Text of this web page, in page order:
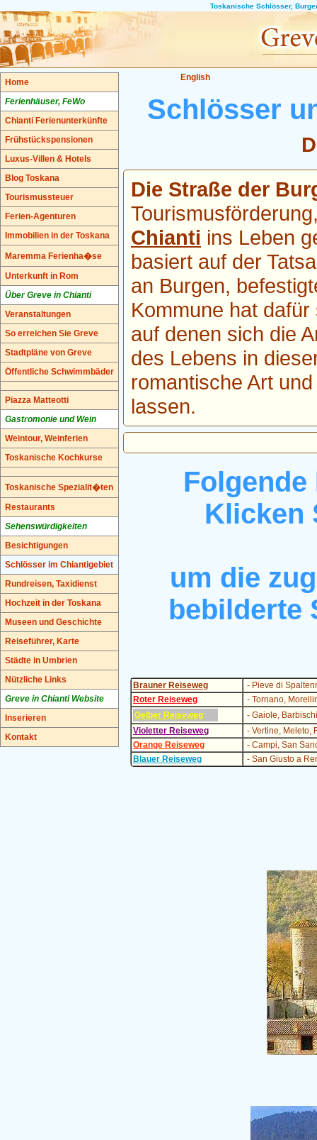
Toskanische Schlösser,
Home
Ferienhäuser, FeWo
Chianti Ferienunterkünfte
Frühstückspensionen
Luxus-Villen & Hotels
Blog Toskana
Tourismussteuer
Ferien-Agenturen
Immobilien in der Toskana
Maremma Ferienha�se
Unterkunft in Rom
Über Greve in Chianti
Veranstaltungen
So erreichen Sie Greve
Stadtpläne von Greve
Öffentliche Schwimmbäder
Piazza Matteotti
Gastromonie und Wein
Weintour, Weinferien
Toskanische Kochkurse
Toskanische Spezialit�ten
Restaurants
Sehenswürdigkeiten
Besichtigungen
Schlösser im Chiantigebiet
Rundreisen, Taxidienst
Hochzeit in der Toskana
Museen und Geschichte
Reiseführer, Karte
Städte in Umbrien
Nützliche Links
Greve in Chianti Website
Inserieren
Kontakt
English
Schlösser
Die Straße der
Chianti ins Leben
basiert auf der
an Burgen,
Kommune hat
auf denen sich die
des Lebens in
romantische Art
lassen.
Klicken
um die
bebilderte
Brauner Reiseweg - Pieve di
Roter Reiseweg
- Tornano,
Gelber Reiseweg
- Gaiole,
Violetter Reiseweg
- Vertine, Meleto,
Orange Reiseweg
- Campi, San
Blauer Reiseweg
- San Giusto a